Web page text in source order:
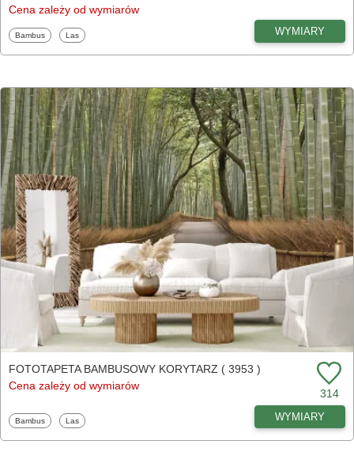
Cena zależy od wymiarów
Fototapety
Bambus Fototapety
Las WYMIARY
FOTOTAPETA BAMBUSOWY KORYTARZ ( 3953 )
Cena zależy od wymiarów
314
Fototapety
Bambus Fototapety
Las WYMIARY